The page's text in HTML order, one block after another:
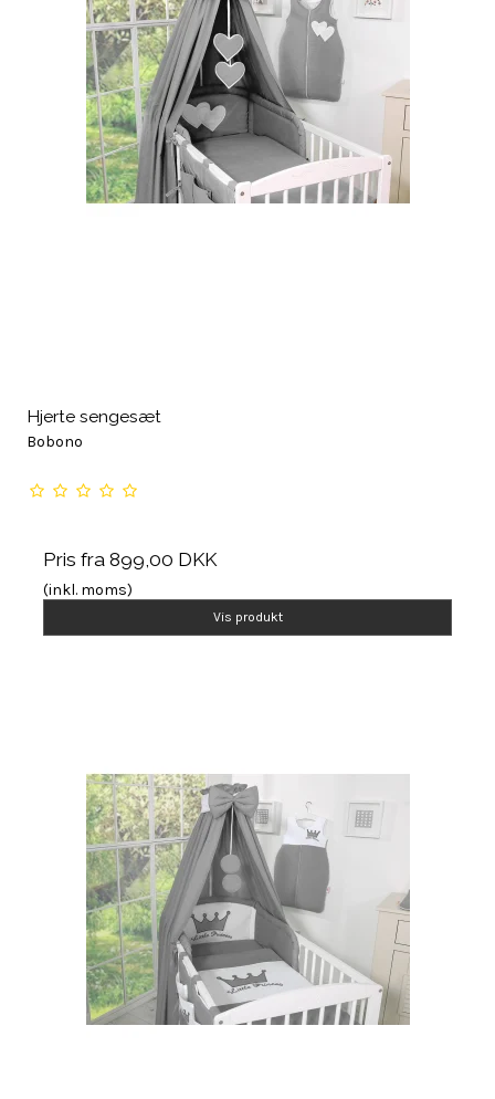
Hjerte sengesæt
Bobono
Pris fra 899,00 DKK
(inkl. moms)
Vis produkt